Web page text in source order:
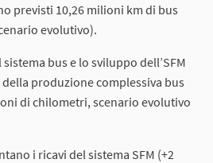
previsti 10,26 milioni km di bus
evolutivo).
bus e lo sviluppo dell’SFM
produzione complessiva bus
di chilometri, scenario evolutivo
i ricavi del sistema SFM (+2